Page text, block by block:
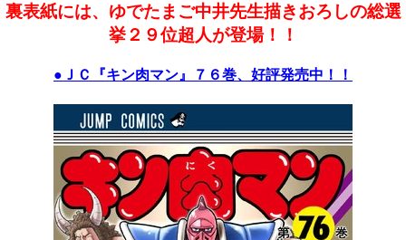
裏表紙には、ゆでたまご中井先生描きおろしの総選
挙２９位超人が登場！！
●ＪＣ『キン肉マン』７６巻、好評発売中！！